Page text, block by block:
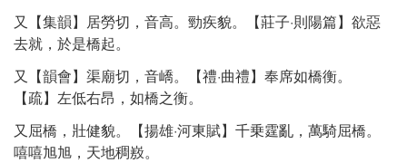
又【集韻】居勞切，音高。勁疾貌。【莊子·則陽篇】欲惡
去就，於是橋起。
又【韻會】渠廟切，音嶠。【禮·曲禮】奉席如橋衡。
【疏】左低右昂，如橋之衡。
又屈橋，壯健貌。【揚雄·河東賦】千乗霆亂，萬騎屈橋。
嘻嘻旭旭，天地稠㟼。